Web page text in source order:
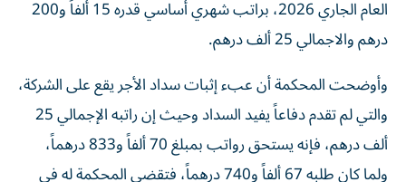
العام الجاري 2026، براتب شهري أساسي قدره 15 ألفاً و200
درهم والاجمالي 25 ألف درهم.
وأوضحت المحكمة أن عبء إثبات سداد الأجر يقع على الشركة،
والتي لم تقدم دفاعاً يفيد السداد وحيث إن راتبه الإجمالي 25
ألف درهم، فإنه يستحق رواتب بمبلغ 70 ألفاً و833 درهماً،
ولما كان طلبه 67 ألفاً و740 درهماً، فتقضي المحكمة له في